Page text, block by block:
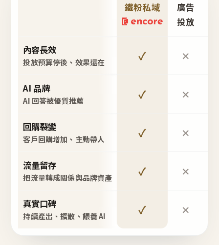
鐵粉私域
廣告
投放
內容長效
投放預算停後、效果還在 ✓ ✕
AI 品牌
AI 回答被優質推薦 ✓ ✕
回購裂變
客戶回購增加、主動帶人 ✓ ✕
流量留存
把流量轉成關係與品牌資產 ✓ ✕
真實口碑
持續產出、擴散、餵養 AI ✓ ✕